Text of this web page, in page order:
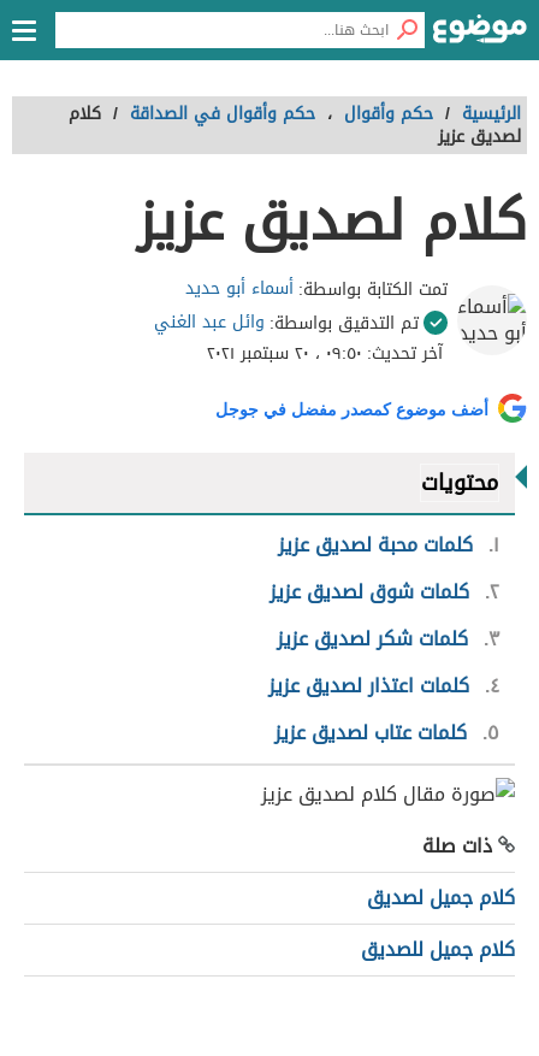
الرئيسية / حكم وأقوال ، حكم وأقوال في الصداقة / كلام
لصديق عزيز
كلام لصديق عزيز
تمت الكتابة بواسطة:أسماء أبو حديد
تم التدقيق بواسطة: وائل عبد الغني
آخر تحديث: ٠٩:٥٠ ، ٢٠ سبتمبر ٢٠٢١
أضف موضوع كمصدر مفضل في جوجل
محتويات
١ كلمات محبة لصديق عزيز
٢ كلمات شوق لصديق عزيز
٣ كلمات شكر لصديق عزيز
٤ كلمات اعتذار لصديق عزيز
٥ كلمات عتاب لصديق عزيز
ذات صلة
كلام جميل لصديق
كلام جميل للصديق